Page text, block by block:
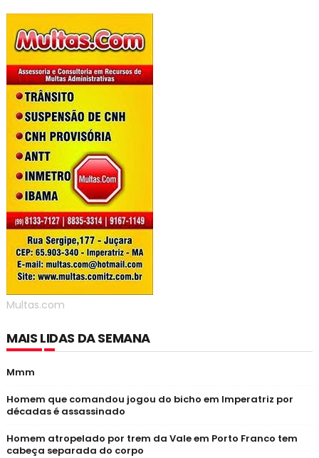
Multas.com
MAIS LIDAS DA SEMANA
Mmm
Homem que comandou jogou do bicho em Imperatriz por
décadas é assassinado
Homem atropelado por trem da Vale em Porto Franco tem
cabeça separada do corpo